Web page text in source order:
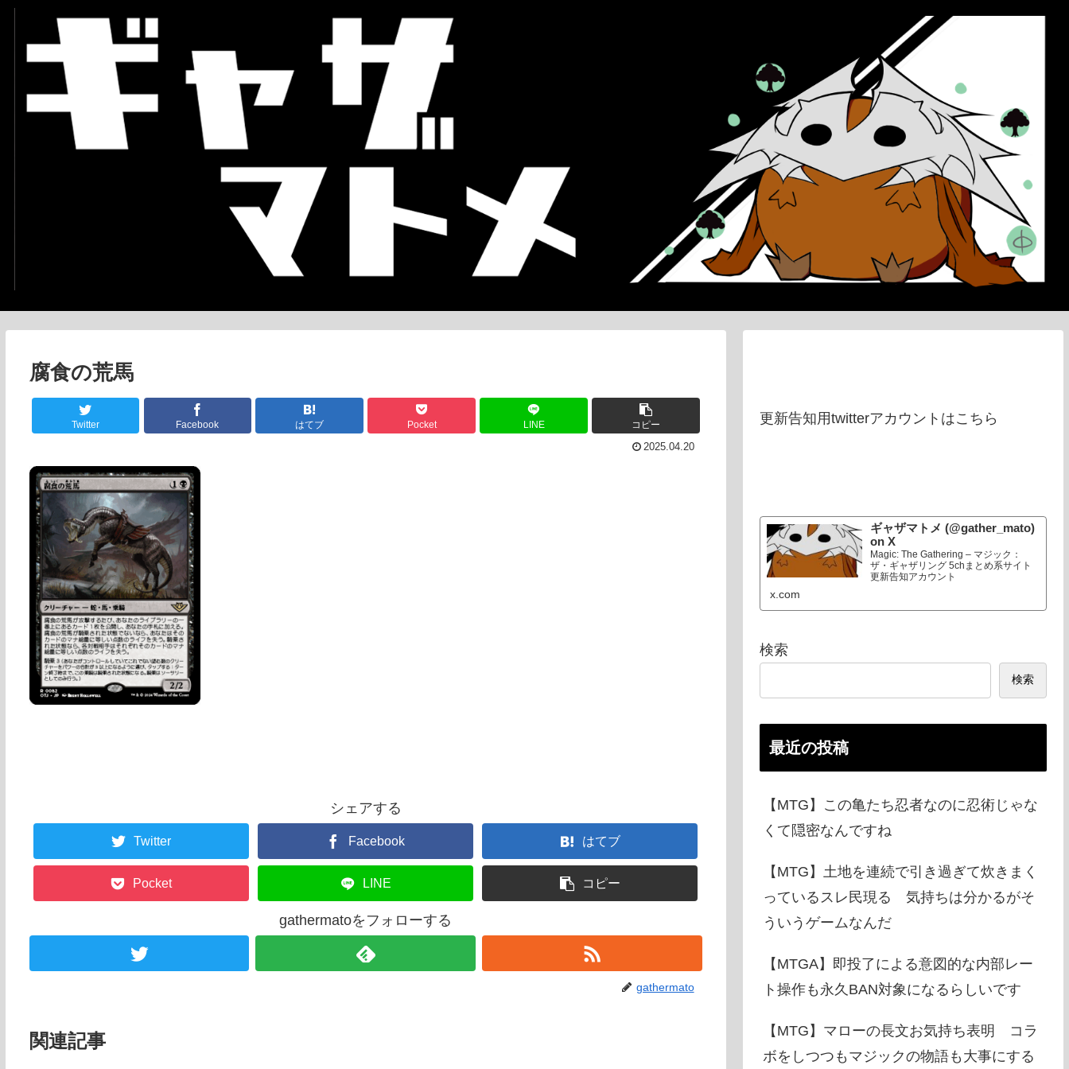
腐食の荒馬
Twitter Facebook はてブ Pocket LINE コピー
2025.04.20
シェアする
Twitter Facebook はてブ
Pocket LINE コピー
gathermatoをフォローする
gathermato
関連記事
更新告知用twitterアカウントはこちら
ギャザマトメ (@gather_mato)
on X
Magic: The Gathering – マジック：
ザ・ギャザリング 5chまとめ系サイト
更新告知アカウント
x.com
検索
検索
最近の投稿
【MTG】この亀たち忍者なのに忍術じゃな
くて隠密なんですね
【MTG】土地を連続で引き過ぎて炊きまく
っているスレ民現る 気持ちは分かるがそ
ういうゲームなんだ
【MTGA】即投了による意図的な内部レー
ト操作も永久BAN対象になるらしいです
【MTG】マローの長文お気持ち表明 コラ
ボをしつつもマジックの物語も大事にする